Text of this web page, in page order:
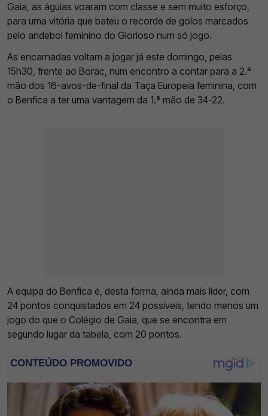
Gaia, as águias voaram com classe e sem muito esforço,
para uma vitória que bateu o recorde de golos marcados
pelo andebol feminino do Glorioso num só jogo.
As encarnadas voltam a jogar já este domingo, pelas
15h30, frente ao Borac, num encontro a contar para a 2.ª
mão dos 16-avos-de-final da Taça Europeia feminina, com
o Benfica a ter uma vantagem da 1.ª mão de 34-22.
A equipa do Benfica é, desta forma, ainda mais líder, com
24 pontos conquistados em 24 possíveis, tendo menos um
jogo do que o Colégio de Gaia, que se encontra em
segundo lugar da tabela, com 20 pontos.